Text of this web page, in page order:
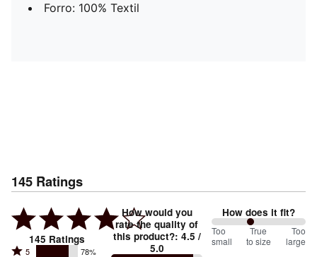
Forro: 100% Textil
145 Ratings
145 Ratings
Rated
5 78%
How would you
rate the quality of
this product?: 4.5 /
5.0
How does it fit?
83%
between
Too
small
True
to size
Too
large